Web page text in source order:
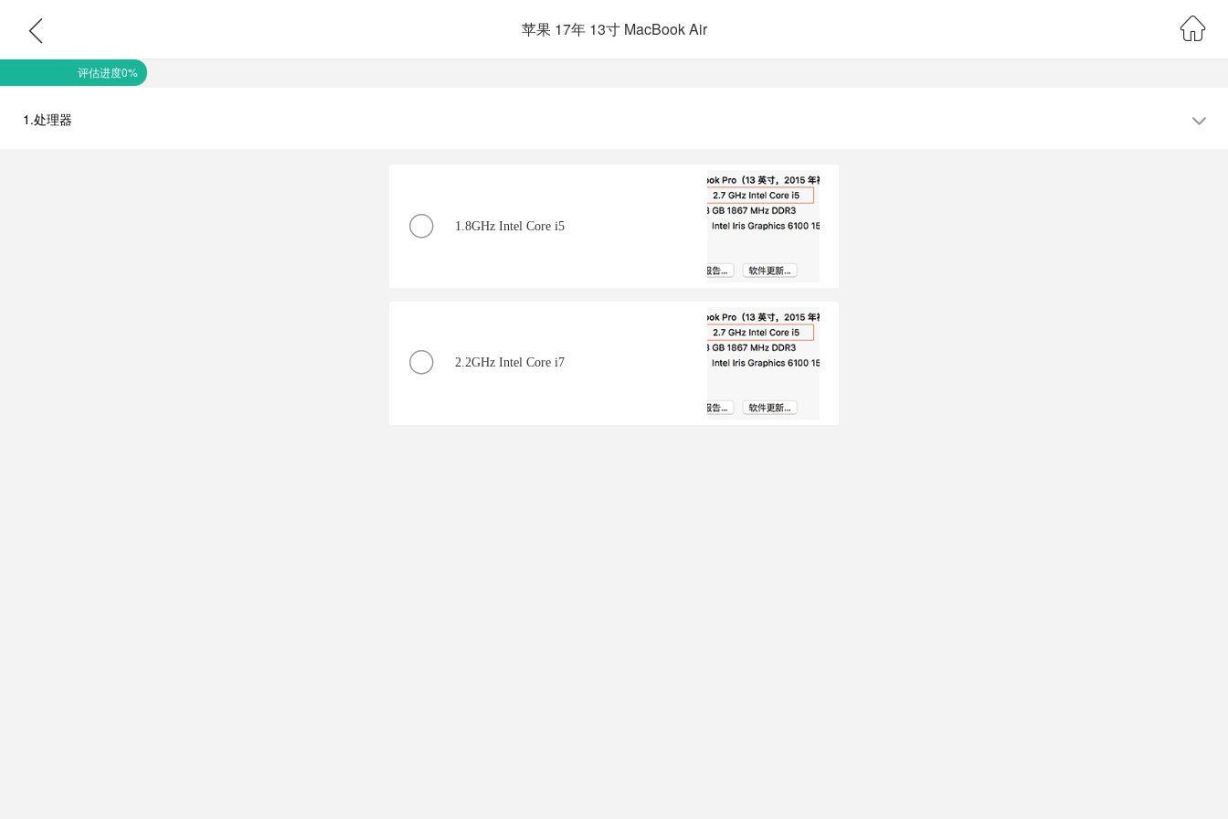
苹果 17年 13寸 MacBook Air
评估进度0%
1.处理器
1.8GHz Intel Core i5
2.2GHz Intel Core i7